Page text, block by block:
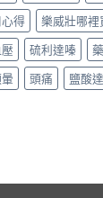
得 樂威壯哪裡
硫利達嗪
頭痛 鹽酸